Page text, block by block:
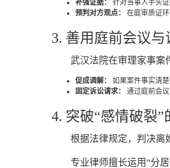
补强证据：
针对当事人手头
预判对方观点：
在庭审质证
3. 善用庭前会议与
武汉法院在审理家事案
促成调解：
如果案件事实清
固定诉讼请求：
通过庭前会
4. 突破“感情破裂”
根据法律规定，判决离
专业律师擅长运用“分